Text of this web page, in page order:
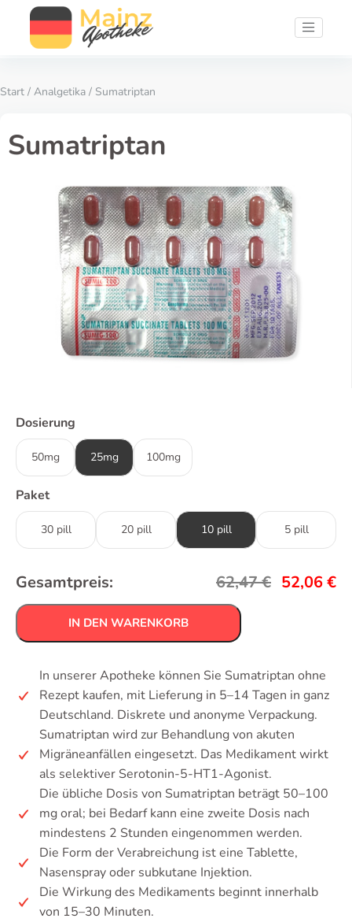
Start / Analgetika / Sumatriptan
Sumatriptan
Dosierung
50mg 25mg 100mg
Paket
30 pill 20 pill 10 pill 5 pill
Gesamtpreis: 62,47€ 52,06€
IN DEN WARENKORB
In unserer Apotheke können Sie Sumatriptan ohne
Rezept kaufen, mit Lieferung in 5–14 Tagen in ganz
Deutschland. Diskrete und anonyme Verpackung.
Sumatriptan wird zur Behandlung von akuten
Migräneanfällen eingesetzt. Das Medikament wirkt
als selektiver Serotonin-5-HT1-Agonist.
Die übliche Dosis von Sumatriptan beträgt 50–100
mg oral; bei Bedarf kann eine zweite Dosis nach
mindestens 2 Stunden eingenommen werden.
Die Form der Verabreichung ist eine Tablette,
Nasenspray oder subkutane Injektion.
Die Wirkung des Medikaments beginnt innerhalb
von 15–30 Minuten.